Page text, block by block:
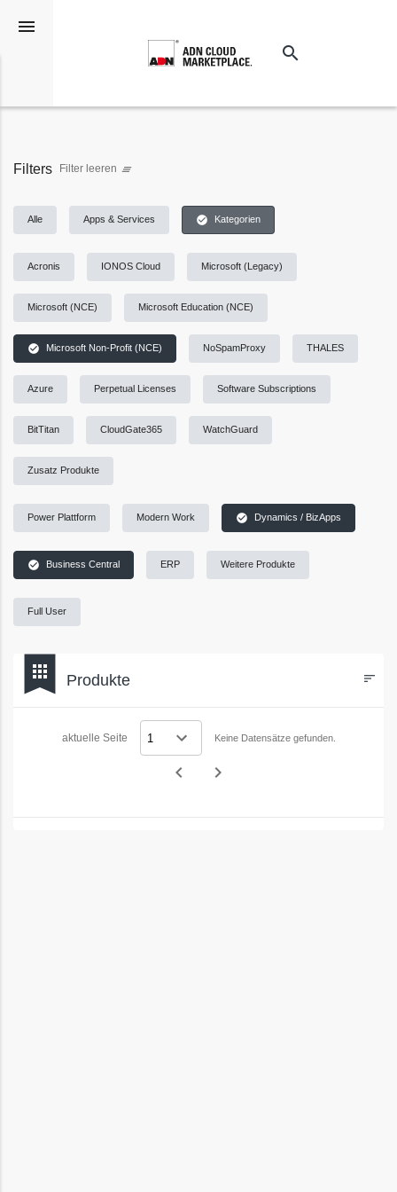
menu
Suchen
search
Filters Filter leeren clear_all
Alle Apps & Services check_circle Kategorien
Acronis IONOS Cloud Microsoft (Legacy)
Microsoft (NCE) Microsoft Education (NCE)
check_circle Microsoft Non-Profit (NCE)
Power Plattform Modern Work check_circle Dynamics / BizApps
check_circle Business Central
Full User
ERP Weitere Produkte
NoSpamProxy THALES
Azure Perpetual Licenses Software Subscriptions
BitTitan CloudGate365 WatchGuard
Zusatz Produkte
bookmark
apps Produkte sort
aktuelle Seite Keine Datensätze gefunden.
navigate_before navigate_next